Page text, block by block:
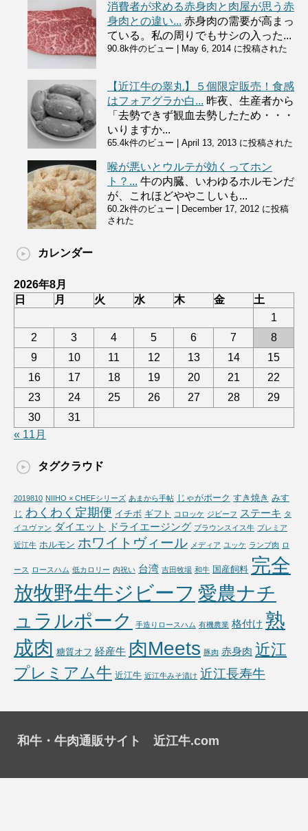
消費者が求める赤身肉と肉屋が思う赤
身肉との違い... 赤身肉の需要が高まっ
ている。私の周りでもサシの入った...
90.8k件のビュー May 6, 2014 に投稿された
【近江牛の睾丸】５個限定販売！食感
はフォアグラか白... 昨夜、生産者から
「去勢できず観血去勢したため・・・
いりますか...
65.4k件のビュー April 13, 2013 に投稿された
喉が悪いとウルテが効くってホン
ト？... 牛の内臓、いわゆるホルモンだ
が、これほどややこしいも...
60.2k件のビュー
December 17, 2012 に投稿
された
カレンダー
2026年8月
日
月 火 水 木 金
土
1
2
3 4 5 6 7
8
9
10 11 12 13 14
15
16
17 18 19 20 21
22
23
24 25 26 27 28
29
30
31
« 11月
タグクラウド
2019810 NIIHO × CHEFシリーズ あまから手帖 じゃがポーク すき焼き みす
じ わくわく定期便 イチボ ギフト コロッケ ジビーフ ステーキ タ
イユヴァン ダイエット ドライエージング ブラウンスイス牛 プレミア
近江牛 ホルモン ホワイトヴィール メディア ユッケ ランプ肉 ロ
ース ロースハム 低カロリー 内祝い 台湾 吉田牧場 和牛 国産飼料 完全
放牧野生牛ジビーフ 愛農ナチ
ュラルポーク
手造りロースハム 有機農業 格付け 熟
成肉 糖質オフ 経産牛 肉Meets 豚肉 赤身肉 近江
プレミアム牛 近江牛 近江牛みそ漬け 近江長寿牛
和牛・牛肉通販サイト 近江牛.com